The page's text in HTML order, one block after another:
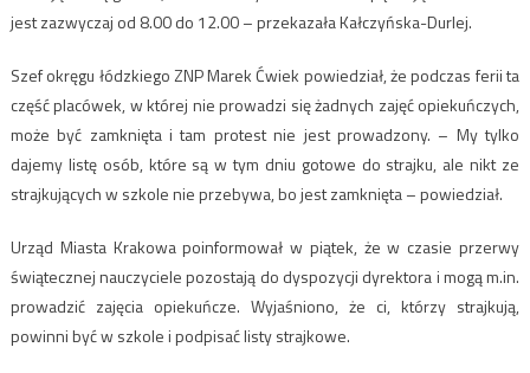
jest zazwyczaj od 8.00 do 12.00 – przekazała Kałczyńska-Durlej.
Szef okręgu łódzkiego ZNP Marek Ćwiek powiedział, że podczas ferii ta
część placówek, w której nie prowadzi się żadnych zajęć opiekuńczych,
może być zamknięta i tam protest nie jest prowadzony. – My tylko
dajemy listę osób, które są w tym dniu gotowe do strajku, ale nikt ze
strajkujących w szkole nie przebywa, bo jest zamknięta – powiedział.
Urząd Miasta Krakowa poinformował w piątek, że w czasie przerwy
świątecznej nauczyciele pozostają do dyspozycji dyrektora i mogą m.in.
prowadzić zajęcia opiekuńcze. Wyjaśniono, że ci, którzy strajkują,
powinni być w szkole i podpisać listy strajkowe.